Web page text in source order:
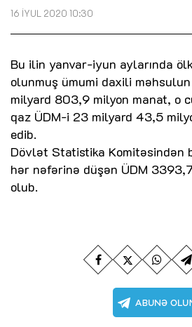
16 İYUL 2020 10:30
Bu ilin yanvar-iyun aylarında
olunmuş ümumi daxili
milyard 803,9 milyon manat, o
qaz ÜDM-i 23 milyard 43,5
edib.
Dövlət Statistika Komitəsindən
hər nəfərinə düşən ÜDM
olub.